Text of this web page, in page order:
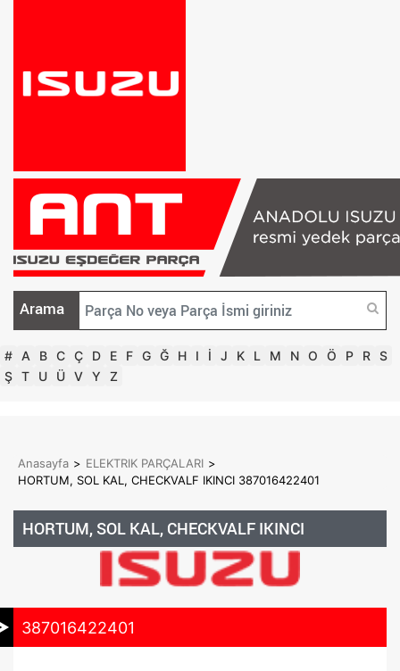
Arama
# A B C Ç D E F G Ğ H I İ J K L M N O Ö P R S
Ş T U Ü V Y Z
Anasayfa > ELEKTRIK PARÇALARI >
HORTUM, SOL KAL, CHECKVALF IKINCI 387016422401
HORTUM, SOL KAL, CHECKVALF IKINCI
387016422401